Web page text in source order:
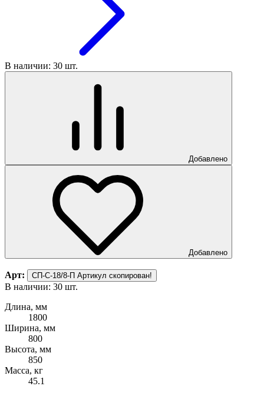
В наличии: 30 шт.
Добавлено
Добавлено
Арт: СП-С-18/8-П Артикул скопирован!
В наличии: 30 шт.
Длина, мм
1800
Ширина, мм
800
Высота, мм
850
Масса, кг
45.1